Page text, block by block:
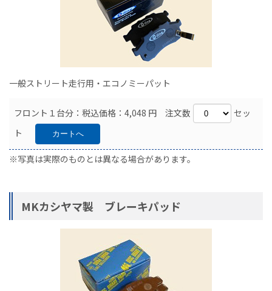
一般ストリート走行用・エコノミーパット
フロント１台分：税込価格：4,048 円 注文数
セッ
ト
※写真は実際のものとは異なる場合があります。
MKカシヤマ製 ブレーキパッド